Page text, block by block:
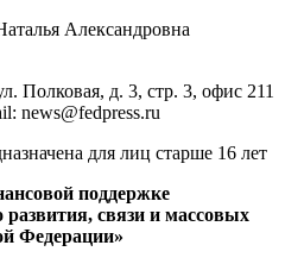
Александровна
Полковая, д. 3, стр. 3, офис 211
news@fedpress.ru
для лиц старше 16 лет
поддержке
связи и массовых
Федерации»